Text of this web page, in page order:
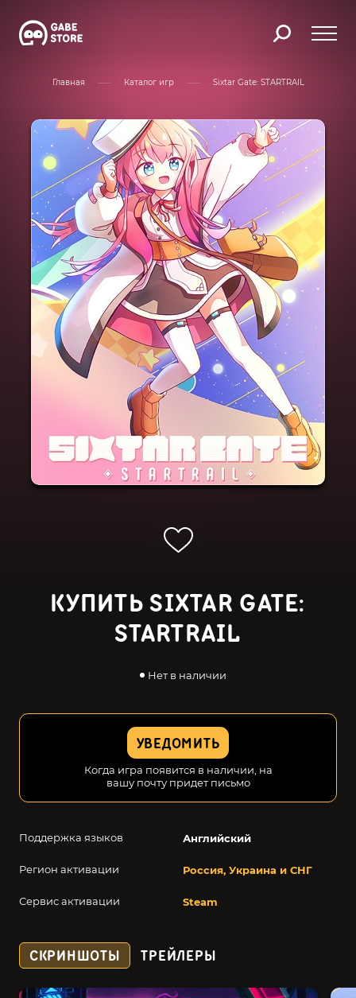
Главная Каталог игр Sixtar Gate: STARTRAIL
КУПИТЬ SIXTAR GATE:
STARTRAIL
Нет в наличии
УВЕДОМИТЬ
Когда игра появится в наличии, на
вашу почту придет письмо
Поддержка языков Английский
Регион активации Россия, Украина и СНГ
Сервис активации Steam
СКРИНШОТЫ ТРЕЙЛЕРЫ